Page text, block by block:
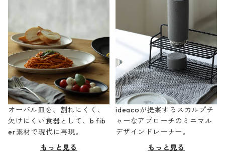
オーバル皿を、割れにくく、
欠けにくい食器として、b fib
er素材で現代に再現。
もっと見る
ideacoが提案するスカルプチ
ャーなアプローチのミニマル
デザインドレーナー。
もっと見る